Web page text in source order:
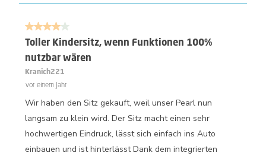
4 von 5 Sternen.
Toller Kindersitz, wenn Funktionen 100%
nutzbar wären
Kranich221
vor einem Jahr
Wir haben den Sitz gekauft, weil unser Pearl nun
langsam zu klein wird. Der Sitz macht einen sehr
hochwertigen Eindruck, lässt sich einfach ins Auto
einbauen und ist hinterlässt Dank dem integrierten